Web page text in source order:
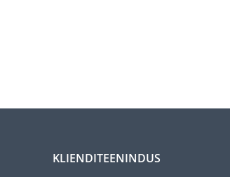
KLIENDITEENINDUS